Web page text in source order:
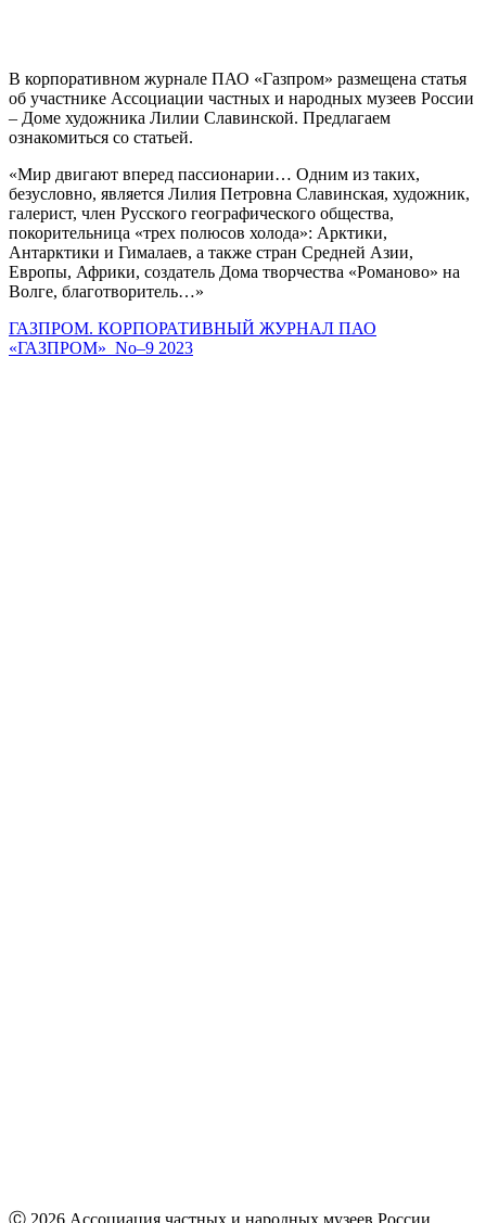
В корпоративном журнале ПАО «Газпром» размещена статья
об участнике Ассоциации частных и народных музеев России
– Доме художника Лилии Славинской. Предлагаем
ознакомиться со статьей.
«Мир двигают вперед пассионарии… Одним из таких,
безусловно, является Лилия Петровна Славинская, художник,
галерист, член Русского географического общества,
покорительница «трех полюсов холода»: Арктики,
Антарктики и Гималаев, а также стран Средней Азии,
Европы, Африки, создатель Дома творчества «Романово» на
Волге, благотворитель…»
ГАЗПРОМ. КОРПОРАТИВНЫЙ ЖУРНАЛ ПАО
«ГАЗПРОМ» No–9 2023
Ⓒ 2026 Ассоциация частных и народных музеев России